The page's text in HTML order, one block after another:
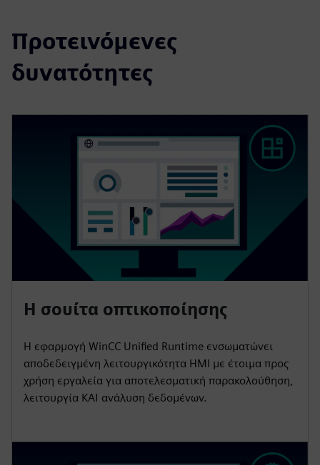
Προτεινόμενες
δυνατότητες
Η σουίτα οπτικοποίησης
Η εφαρμογή WinCC Unified Runtime ενσωματώνει
αποδεδειγμένη λειτουργικότητα HMI με έτοιμα προς
χρήση εργαλεία για αποτελεσματική παρακολούθηση,
λειτουργία ΚΑΙ ανάλυση δεδομένων.